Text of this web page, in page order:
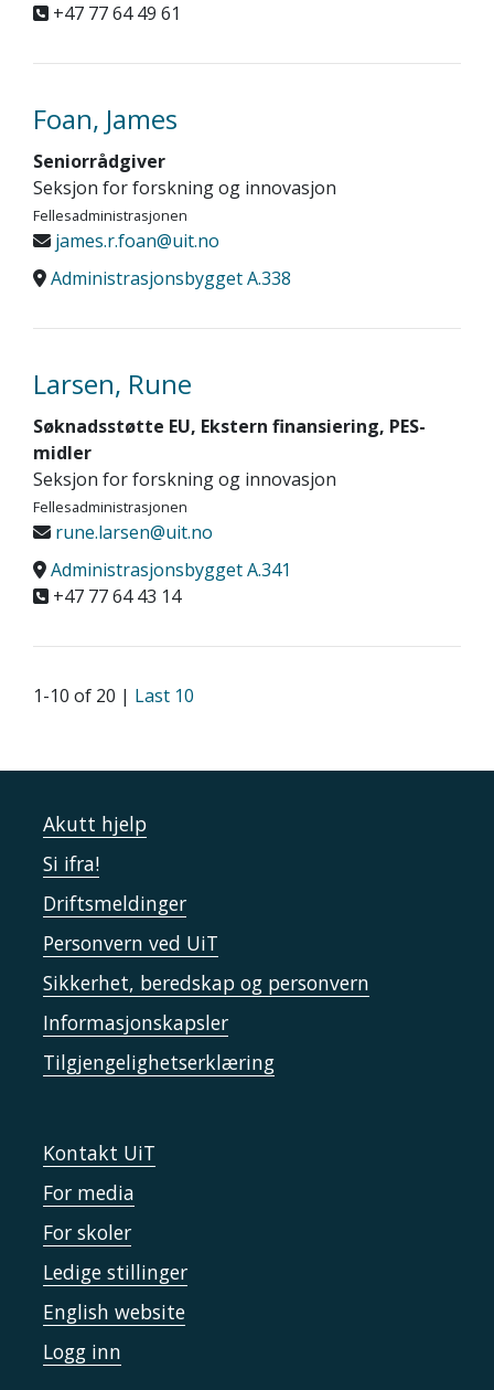
+47 77 64 49 61
Foan, James
Seniorrådgiver
Seksjon for forskning og innovasjon
Fellesadministrasjonen
james.r.foan@uit.no
Administrasjonsbygget A.338
Larsen, Rune
Søknadsstøtte EU, Ekstern finansiering, PES-
midler
Seksjon for forskning og innovasjon
Fellesadministrasjonen
rune.larsen@uit.no
Administrasjonsbygget A.341
+47 77 64 43 14
1-10 of 20 | Last 10
Akutt hjelp
Si ifra!
Driftsmeldinger
Personvern ved UiT
Sikkerhet, beredskap og personvern
Informasjonskapsler
Tilgjengelighetserklæring
Kontakt UiT
For media
For skoler
Ledige stillinger
English website
Logg inn